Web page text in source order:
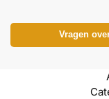
Vragen